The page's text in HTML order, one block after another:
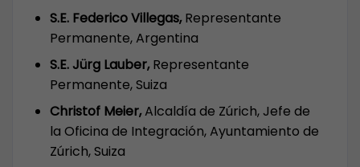
S.E. Federico Villegas,Representante
Permanente, Argentina
S.E. Jürg Lauber,Representante
Permanente, Suiza
Christof Meier,Alcaldía de Zúrich,Jefe de
la Oficina de Integración, Ayuntamiento de
Zúrich, Suiza